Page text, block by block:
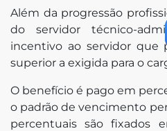
Além da progressão
do servidor técnico-
incentivo ao servidor que
superior a exigida para o
O benefício é pago em
o padrão de vencimento
percentuais são fixados